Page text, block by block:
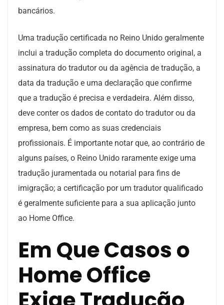
bancários.
Uma tradução certificada no Reino Unido geralmente
inclui a tradução completa do documento original, a
assinatura do tradutor ou da agência de tradução, a
data da tradução e uma declaração que confirme
que a tradução é precisa e verdadeira. Além disso,
deve conter os dados de contato do tradutor ou da
empresa, bem como as suas credenciais
profissionais. É importante notar que, ao contrário de
alguns países, o Reino Unido raramente exige uma
tradução juramentada ou notarial para fins de
imigração; a certificação por um tradutor qualificado
é geralmente suficiente para a sua aplicação junto
ao Home Office.
Em Que Casos o
Home Office